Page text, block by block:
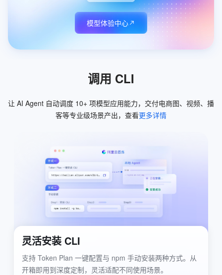
模型体验中心
调用 CLI
让 AI Agent 自动调度 10+ 项模型应用能力，交付电商图、视频、播
客等专业级场景产出，查看更多详情
灵活安装 CLI
支持 Token Plan 一键配置与 npm 手动安装两种方式。从
开箱即用到深度定制，灵活适配不同使用场景。